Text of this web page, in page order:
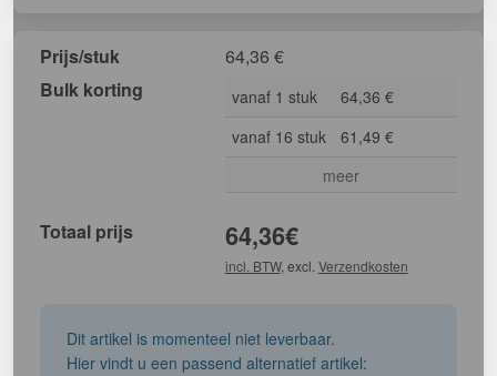
Prijs/stuk 64,36 €
Bulk korting
vanaf 1 stuk
64,36 €
vanaf 16 stuk
61,49 €
meer
Totaal prijs 64,36€
incl. BTW, excl. Verzendkosten
Dit artikel is momenteel niet leverbaar.
Hier vindt u een passend alternatief artikel: